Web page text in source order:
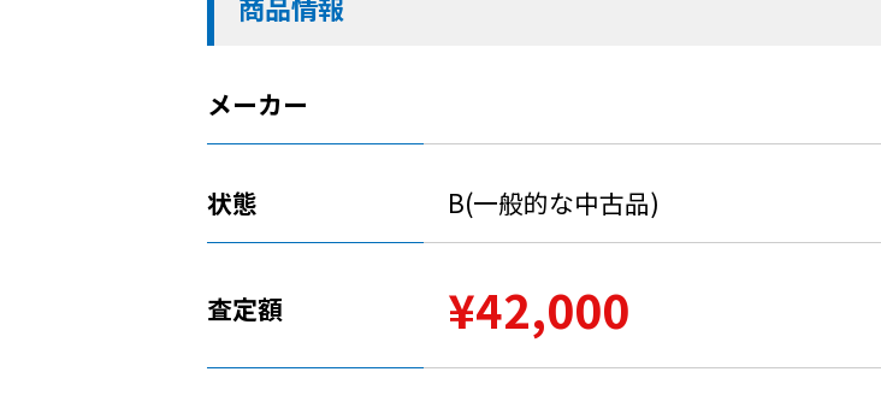
メーカー
状態 B(一般的な中古品)
査定額 ¥42,000